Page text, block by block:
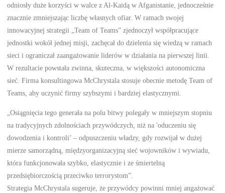
odniosły duże korzyści w walce z Al-Kaidą w Afganistanie, jednocześnie
znacznie zmniejszając liczbę własnych ofiar. W ramach swojej
innowacyjnej strategii „Team of Teams” zjednoczył współpracujące
jednostki wokół jednej misji, zachęcał do dzielenia się wiedzą w ramach
sieci i ograniczał zaangażowanie liderów w działania na pierwszej linii.
W rezultacie powstała zwinna, skuteczna, w większości autonomiczna
sieć. Firma konsultingowa McChrystala stosuje obecnie metodę Team of
Teams, aby uczynić firmy szybszymi i bardziej elastycznymi.
„Osiągnięcia tego generała na polu bitwy polegały w mniejszym stopniu
na tradycyjnych zdolnościach przywódczych, niż na 'oduczeniu się
dowodzenia i kontroli’ – odpuszczeniu władzy, gdy rozwijał w dużej
mierze samorządną, międzyorganizacyjną sieć wojowników i wywiadu,
która funkcjonowała szybko, elastycznie i ze śmiertelną
przedsiębiorczością przeciwko terrorystom”.
Strategia McChrystala sugeruje, że przywódcy powinni mniej angażować